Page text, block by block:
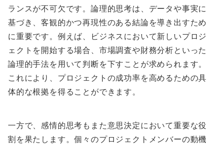
ランスが不可欠です。論理的思考は、データや事実に
基づき、客観的かつ再現性のある結論を導き出すため
に重要です。例えば、ビジネスにおいて新しいプロジ
ェクトを開始する場合、市場調査や財務分析といった
論理的手法を用いて判断を下すことが求められます。
これにより、プロジェクトの成功率を高めるための具
体的な根拠を得ることができます。
一方で、感情的思考もまた意思決定において重要な役
割を果たします。個々のプロジェクトメンバーの動機